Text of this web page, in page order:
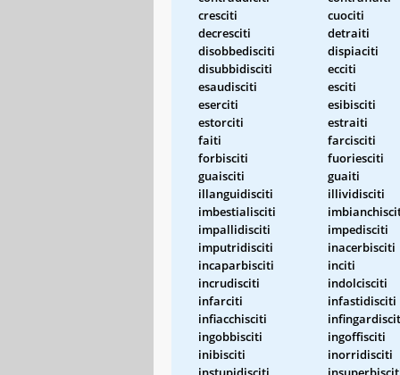
cresciti
cuociti
decresciti
detraiti
disobbedisciti
dispiaciti
disubbidisciti
ecciti
esaudisciti
esciti
eserciti
esibisciti
estorciti
estraiti
faiti
farcisciti
forbisciti
fuoriesciti
guaisciti
guaiti
illanguidisciti
illividisciti
imbestialisciti
impallidisciti
impedisciti
imputridisciti
inacerbisciti
incaparbisciti
inciti
incrudisciti
indolcisciti
infarciti
infastidisciti
infiacchisciti
ingobbisciti
ingoffisciti
inibisciti
inorridisciti